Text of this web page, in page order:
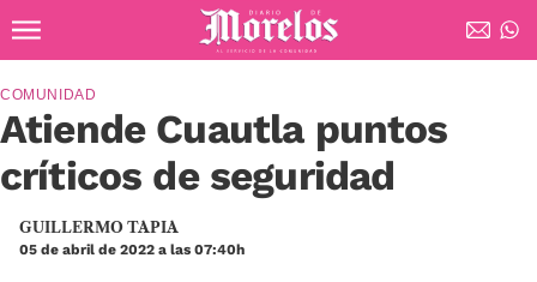
Diario de Morelos
Atiende Cuautla puntos
críticos de seguridad
COMUNIDAD
GUILLERMO TAPIA
05 de abril de 2022 a las 07:40h